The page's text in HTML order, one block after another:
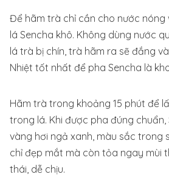
Để hãm trà chỉ cần cho nước nóng
lá Sencha khô. Không dùng nước
lá trà bị chín, trà hãm ra sẽ đắng
Nhiệt tốt nhất để pha Sencha là
Hãm trà trong khoảng 15 phút để
trong lá. Khi được pha đúng chuẩn,
vàng hơi ngả xanh, màu sắc trong
chỉ đẹp mắt mà còn tỏa ngay mùi
thái, dễ chịu.